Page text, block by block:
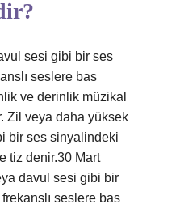
sesi gibi bir ses
seslere bas
ve derinlik müzikal
Zil veya daha yüksek
bir ses sinyalindeki
tiz denir.30 Mart
davul sesi gibi bir
seslere bas